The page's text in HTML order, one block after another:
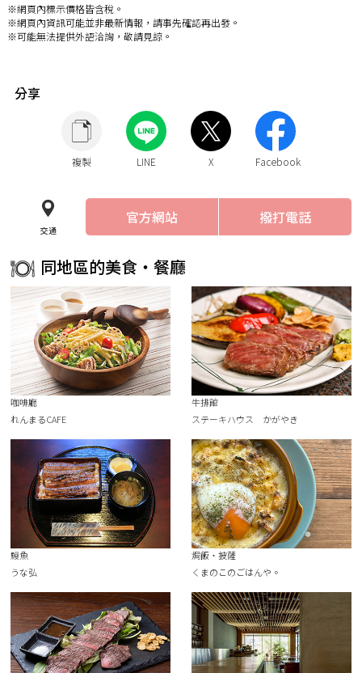
※網頁內標示價格皆含稅。
※網頁內資訊可能並非最新情報，請事先確認再出發。
※可能無法提供外語洽詢，敬請見諒。
分享
複製 LINE X Facebook
交通
官方網站 撥打電話
同地區的美食・餐廳
咖啡廳
れんまるCAFE
牛排館
ステーキハウス かがやき
鰻魚
うな弘
焗飯・披薩
くまのこのごはんや。